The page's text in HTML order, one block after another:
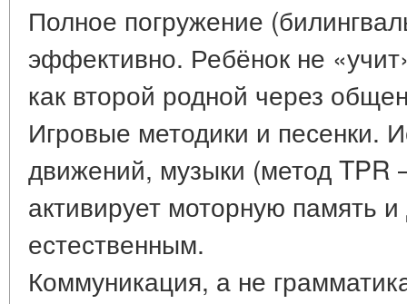
Полное погружение
эффективно. Ребёнок не
как второй родной через
Игровые методики и песенки.
движений, музыки (метод TPR
активирует моторную память
естественным.
Коммуникация, а не